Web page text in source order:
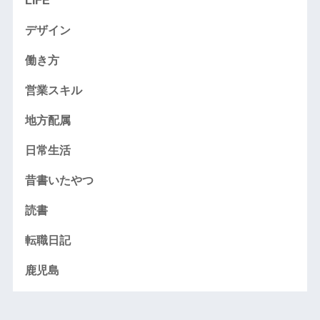
デザイン
働き方
営業スキル
地方配属
日常生活
昔書いたやつ
読書
転職日記
鹿児島